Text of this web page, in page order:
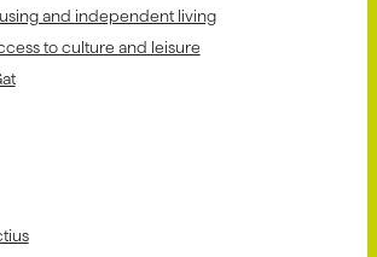
and independent living
to culture and leisure